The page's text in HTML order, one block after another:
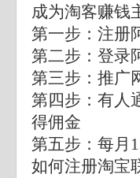
成为淘客赚钱
第一步：注册
第二步：登录
第三步：推广
第四步：有人
得佣金
第五步：每月
如何注册淘宝